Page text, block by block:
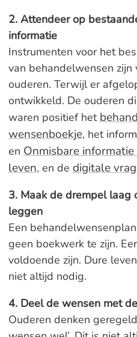
2. Attendeer op
informatie
Instrumenten voor het
van behandelwensen
ouderen. Terwijl er
ontwikkeld. De ouderen
waren positief het
wensenboekje, het
en Onmisbare
leven, en de digitale
3. Maak de drempel laag
leggen
Een
geen boekwerk te zijn.
voldoende zijn. Dure
niet altijd nodig.
4. Deel de wensen met
Ouderen denken